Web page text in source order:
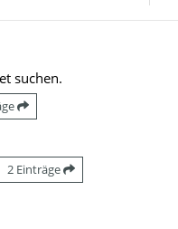
suchen.
2 Einträge